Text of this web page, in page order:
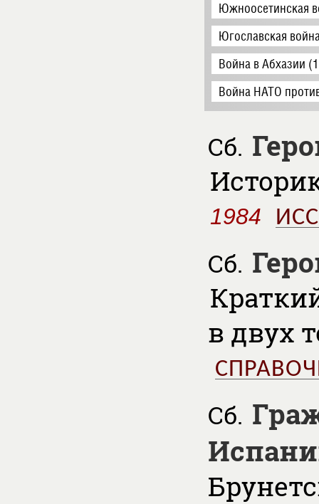
Южноосетинская
Югославская
Война в Абхазии
Война НАТО
Сб.
1984
Сб.
в двух
Сб.